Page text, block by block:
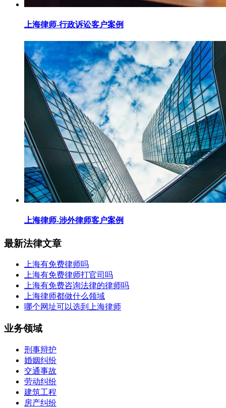
上海律师-行政诉讼客户案例
上海律师-涉外律师客户案例
最新法律文章
上海有免费律师吗
上海有免费律师打官司吗
上海有免费咨询法律的律师吗
上海律师都做什么领域
哪个网址可以选到上海律师
业务领域
刑事辩护
婚姻纠纷
交通事故
劳动纠纷
建筑工程
房产纠纷